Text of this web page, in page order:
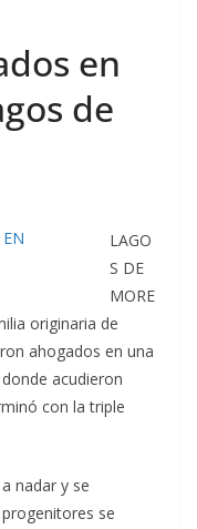
en
de
LAGO
S DE
MORE
originaria de
ahogados en una
acudieron
con la triple
nadar y se
se